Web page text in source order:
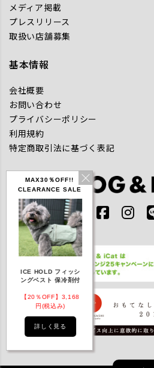
MAX30％OFF!!
CLEARANCE SALE
HOLD フィッシ
ベスト 保冷剤付
％OFF】3,168
円(税込み)
詳しく見る
IDOG ICE HOLD ネ
ッククーラー 保冷剤
【20％OFF】1,760
円(税込み)
詳しく見る
メディア掲載
プレスリリース
取扱い店舗募集
基本情報
会社概要
お問い合わせ
プライバシーポリシー
利用規約
特定商取引法に基づく表記